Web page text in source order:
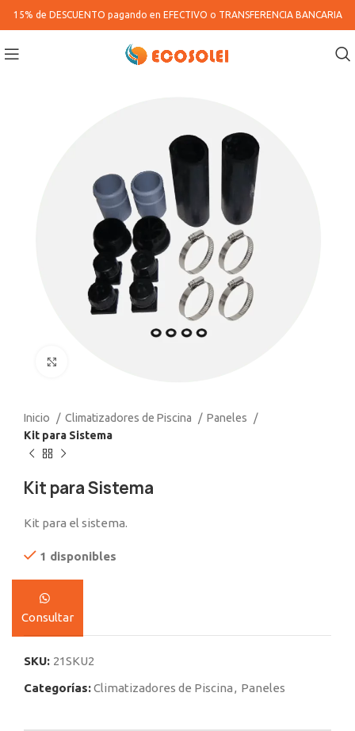
15% de DESCUENTO pagando en EFECTIVO o TRANSFERENCIA BANCARIA
Inicio Climatizadores de Piscina
Paneles
Kit para Sistema
Kit para Sistema
Kit para el sistema.
1 disponibles
Consultar
SKU: 21SKU2
Categorías:Climatizadores de Piscina, Paneles